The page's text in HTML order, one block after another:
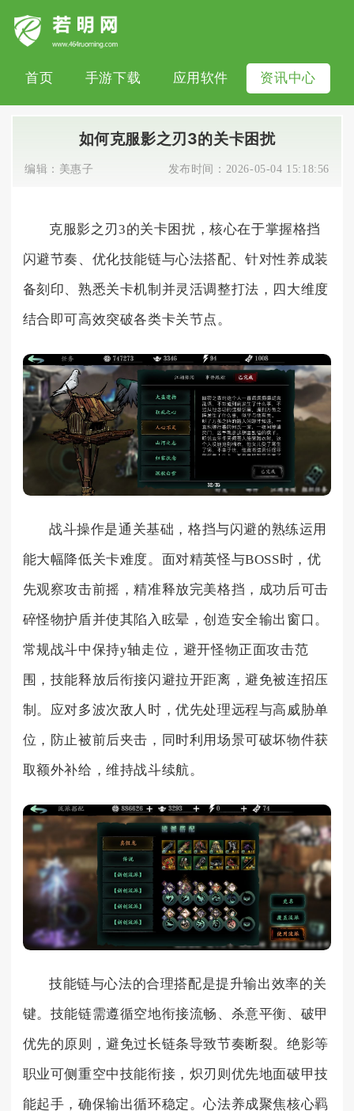
首页 手游下载 应用软件 资讯中心
如何克服影之刃3的关卡困扰
编辑： 美惠子 发布时间： 2026-05-04 15:18:56
克服影之刃3的关卡困扰，核心在于掌握格挡
闪避节奏、优化技能链与心法搭配、针对性养成装
备刻印、熟悉关卡机制并灵活调整打法，四大维度
结合即可高效突破各类卡关节点。
战斗操作是通关基础，格挡与闪避的熟练运用
能大幅降低关卡难度。面对精英怪与BOSS时，优
先观察攻击前摇，精准释放完美格挡，成功后可击
碎怪物护盾并使其陷入眩晕，创造安全输出窗口。
常规战斗中保持y轴走位，避开怪物正面攻击范
围，技能释放后衔接闪避拉开距离，避免被连招压
制。应对多波次敌人时，优先处理远程与高威胁单
位，防止被前后夹击，同时利用场景可破坏物件获
取额外补给，维持战斗续航。
技能链与心法的合理搭配是提升输出效率的关
键。技能链需遵循空地衔接流畅、杀意平衡、破甲
优先的原则，避免过长链条导致节奏断裂。绝影等
职业可侧重空中技能衔接，炽刃则优先地面破甲技
能起手，确保输出循环稳定。心法养成聚焦核心羁